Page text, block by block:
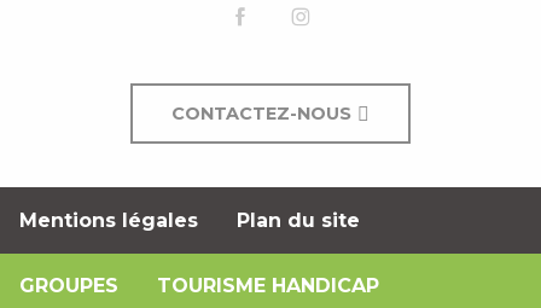
CONTACTEZ-NOUS
Mentions légales Plan du site
GROUPES TOURISME HANDICAP